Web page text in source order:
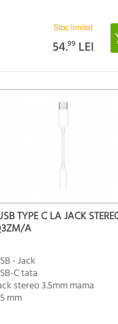
Stoc limitat
54.99 LEI
TYPE C LA JACK
A
- Jack
C tata
stereo 3.5mm mama
mm